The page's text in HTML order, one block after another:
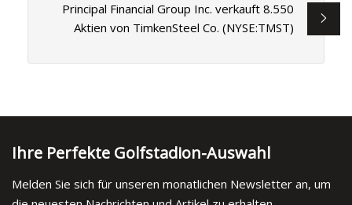
Principal Financial Group Inc. verkauft 8.550
Aktien von TimkenSteel Co. (NYSE:TMST)
Ihre Perfekte Golfstadion-Auswahl
Melden Sie sich für unseren monatlichen Newsletter an, um